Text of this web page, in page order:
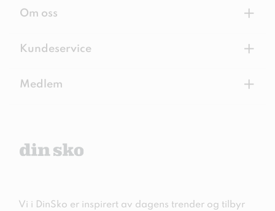
Om oss +
Kundeservice +
Medlem +
Vi i DinSko er inspirert av dagens trender og tilbyr